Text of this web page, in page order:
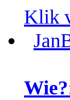
Klik
Wie?